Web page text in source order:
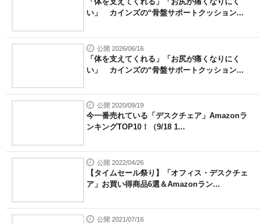
い」 カインズの“骨盤サポートクッション...
公開 2026/06/16
「体を支えてくれる」「お尻が痛くなりにく
い」 カインズの“骨盤サポートクッション...
公開 2020/09/19
今一番売れている「デスクチェア」Amazonラ
ンキングTOP10！（9/18 1...
公開 2022/04/26
【タイムセール祭り】「オフィス・デスクチェ
ア」お買い得商品6選＆Amazonラン...
公開 2021/07/16